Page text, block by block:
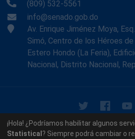
(809) 532-5561
info@senado.gob.do
Av. Enrique Jiménez Moya,
Simó, Centro de los Héroes
Estero Hondo (La Feria),
Nacional, Distrito Nacional,
© 2026 - Memoria Histórica del
Dominicana. Todos los
¡Hola! ¿Podríamos habilitar algunos
Statistical ? Siempre podrá cambiar o